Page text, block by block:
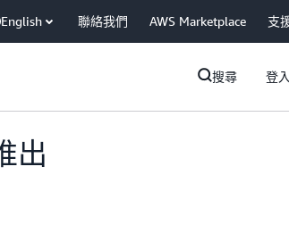
English 聯絡我們 AWS Marketplace 支
搜尋 登
出